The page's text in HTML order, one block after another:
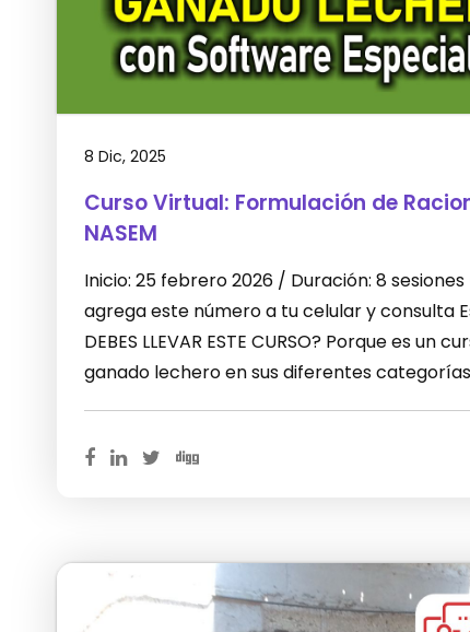
8 Dic, 2025
Curso Virtual: Formulación de
NASEM
Inicio: 25 febrero 2026 / Duración: 8 sesiones
agrega este número a tu celular y consulta
DEBES LLEVAR ESTE CURSO? Porque es
ganado lechero en sus diferentes